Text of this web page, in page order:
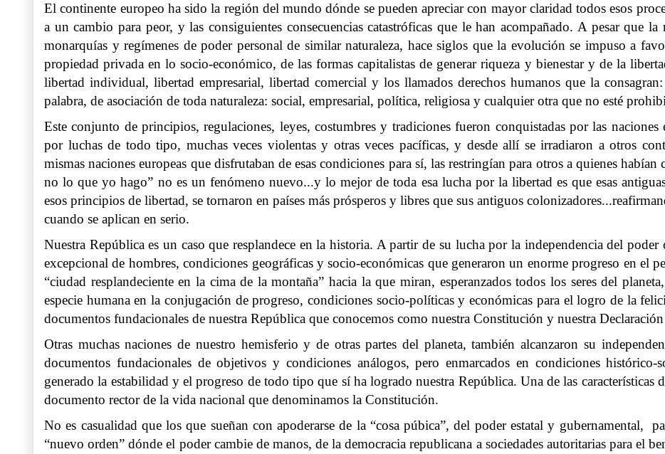
El continente europeo ha sido la región del mundo dónde se pueden apreciar con mayor claridad todos esos
a un cambio para peor, y las consiguientes consecuencias catastróficas que le han acompañado. A pesar que
monarquías y regímenes de poder personal de similar naturaleza, hace siglos que la evolución se impuso a
propiedad privada en lo socio-económico, de las formas capitalistas de generar riqueza y bienestar y de la
libertad individual, libertad empresarial, libertad comercial y los llamados derechos humanos que la
palabra, de asociación de toda naturaleza: social, empresarial, política, religiosa y cualquier otra que no esté
Este conjunto de principios, regulaciones, leyes, costumbres y tradiciones fueron conquistadas por las
por luchas de todo tipo, muchas veces violentas y otras veces pacíficas, y desde allí se irradiaron a otros
mismas naciones europeas que disfrutaban de esas condiciones para sí, las restringían para otros a quienes
no lo que yo hago” no es un fenómeno nuevo...y lo mejor de toda esa lucha por la libertad es que esas
esos principios de libertad, se tornaron en países más prósperos y libres que sus antiguos
cuando se aplican en serio.
Nuestra República es un caso que resplandece en la historia. A partir de su lucha por la independencia del
excepcional de hombres, condiciones geográficas y socio-económicas que generaron un enorme progreso en el
“ciudad resplandeciente en la cima de la montaña” hacia la que miran, esperanzados todos los seres del
especie humana en la conjugación de progreso, condiciones socio-políticas y económicas para el logro de la
documentos fundacionales de nuestra República que conocemos como nuestra Constitución y nuestra
Otras muchas naciones de nuestro hemisferio y de otras partes del planeta, también alcanzaron su
documentos fundacionales de objetivos y condiciones análogos, pero enmarcados en condiciones
generado la estabilidad y el progreso de todo tipo que sí ha logrado nuestra República. Una de las características
documento rector de la vida nacional que denominamos la Constitución.
No es casualidad que los que sueñan con apoderarse de la “cosa púbica”, del poder estatal y gubernamental,
“nuevo orden” dónde el poder cambie de manos, de la democracia republicana a sociedades autoritarias para el